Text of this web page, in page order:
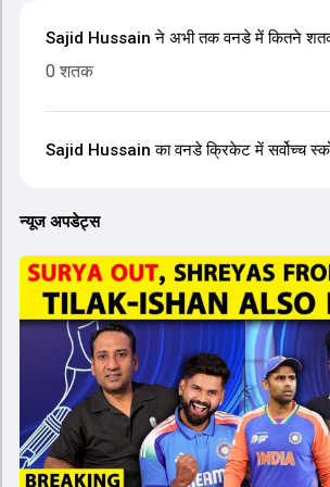
Sajid Hussain ने अभी तक वनडे में कितने
0 शतक
Sajid Hussain का वनडे क्रिकेट में सर्वोच्च
न्यूज अपडेट्स